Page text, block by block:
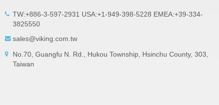
TW:+886-3-597-2931 USA:+1-949-398-5228 EMEA:+39-334-
3825550
sales@viking.com.tw
No.70, Guangfu N. Rd., Hukou Township, Hsinchu County, 303,
Taiwan